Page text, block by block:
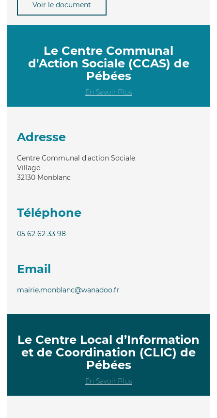
Voir le document
Le Centre Communal
d'Action Sociale (CCAS) de
Pébées
En Savoir Plus
Adresse
Centre Communal d'action Sociale
Village
32130 Monblanc
Téléphone
05 62 62 33 98
Email
mairie.monblanc@wanadoo.fr
Le Centre Local d’Information
et de Coordination (CLIC) de
Pébées
En Savoir Plus